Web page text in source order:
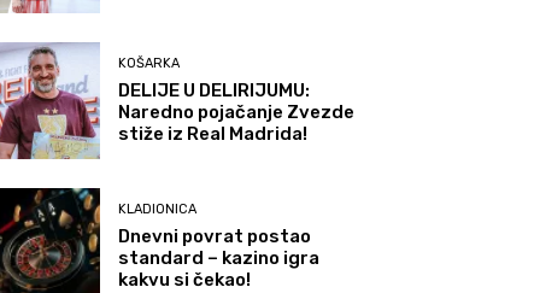
KOŠARKA
DELIJE U DELIRIJUMU:
Naredno pojačanje Zvezde
stiže iz Real Madrida!
KLADIONICA
Dnevni povrat postao
standard – kazino igra
kakvu si čekao!